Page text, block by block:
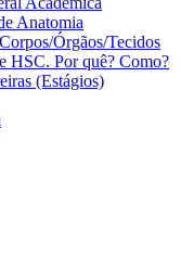
Anatomia
Órgãos/Tecidos
HSC. Por quê? Como?
(Estágios)